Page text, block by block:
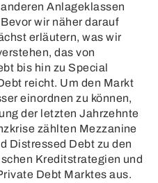
Anlageklassen
wir näher darauf
erläutern, was wir
das von
bis hin zu Special
reicht. Um den Markt
einordnen zu können,
der letzten Jahrzehnte
zählten Mezzanine
Distressed Debt zu den
Kreditstrategien und
Debt Marktes aus.